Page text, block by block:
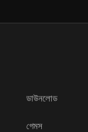
ডাউনলোড
গেমস